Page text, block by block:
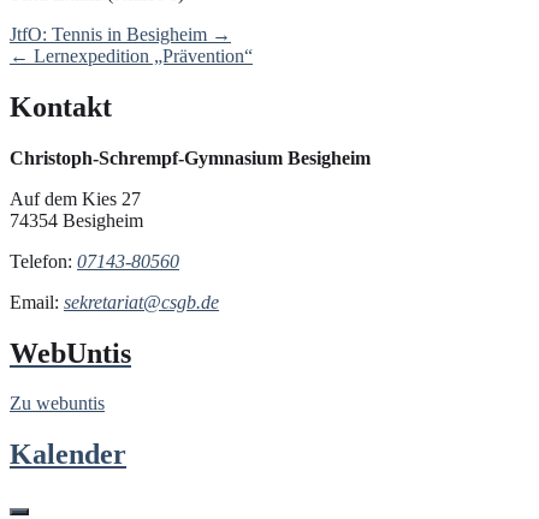
Post
navigation
JtfO: Tennis in Besigheim →
← Lernexpedition „Prävention“
Kontakt
Christoph-Schrempf-Gymnasium Besigheim
Auf dem Kies 27
74354 Besigheim
Telefon: 07143-80560
Email: sekretariat@csgb.de
WebUntis
Zu webuntis
Kalender